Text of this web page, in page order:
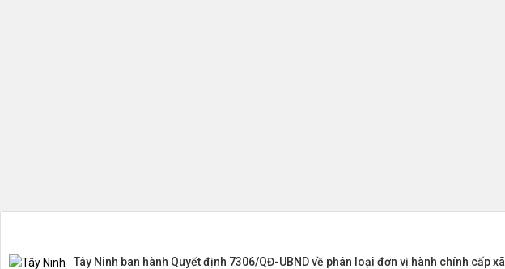
Tây Ninh ban hành Quyết định 7306/QĐ-UBND về phân loại đơn vị hành chính cấp xã